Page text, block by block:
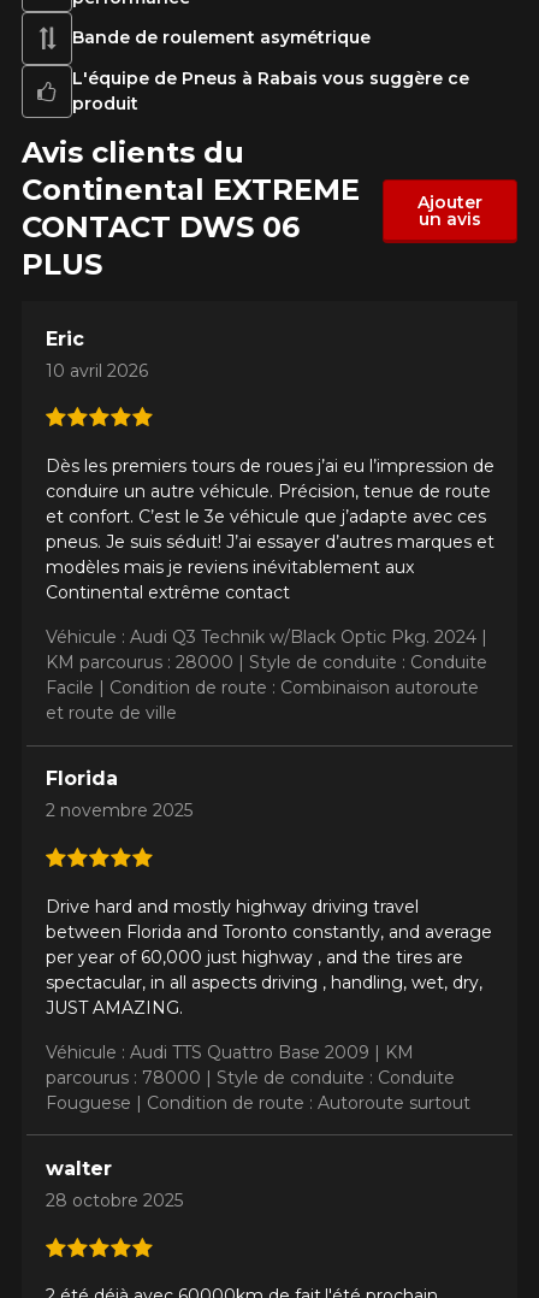
Bande de roulement asymétrique
L'équipe de Pneus à Rabais vous suggère ce
produit
Avis clients du
Continental EXTREME​
CONTACT DWS 06
PLUS
Ajouter
un avis
Eric
10 avril 2026
Dès les premiers tours de roues j’ai eu l’impression de
conduire un autre véhicule. Précision, tenue de route
et confort. C’est le 3e véhicule que j’adapte avec ces
pneus. Je suis séduit! J’ai essayer d’autres marques et
modèles mais je reviens inévitablement aux
Continental extrême contact
Véhicule : Audi Q3 Technik w/Black Optic Pkg. 2024 |
KM parcourus : 28000 | Style de conduite : Conduite
Facile | Condition de route : Combinaison autoroute
et route de ville
Florida
2 novembre 2025
Drive hard and mostly highway driving travel
between Florida and Toronto constantly, and average
per year of 60,000 just highway , and the tires are
spectacular, in all aspects driving , handling, wet, dry,
JUST AMAZING.
Véhicule : Audi TTS Quattro Base 2009 | KM
parcourus : 78000 | Style de conduite : Conduite
Fouguese | Condition de route : Autoroute surtout
walter
28 octobre 2025